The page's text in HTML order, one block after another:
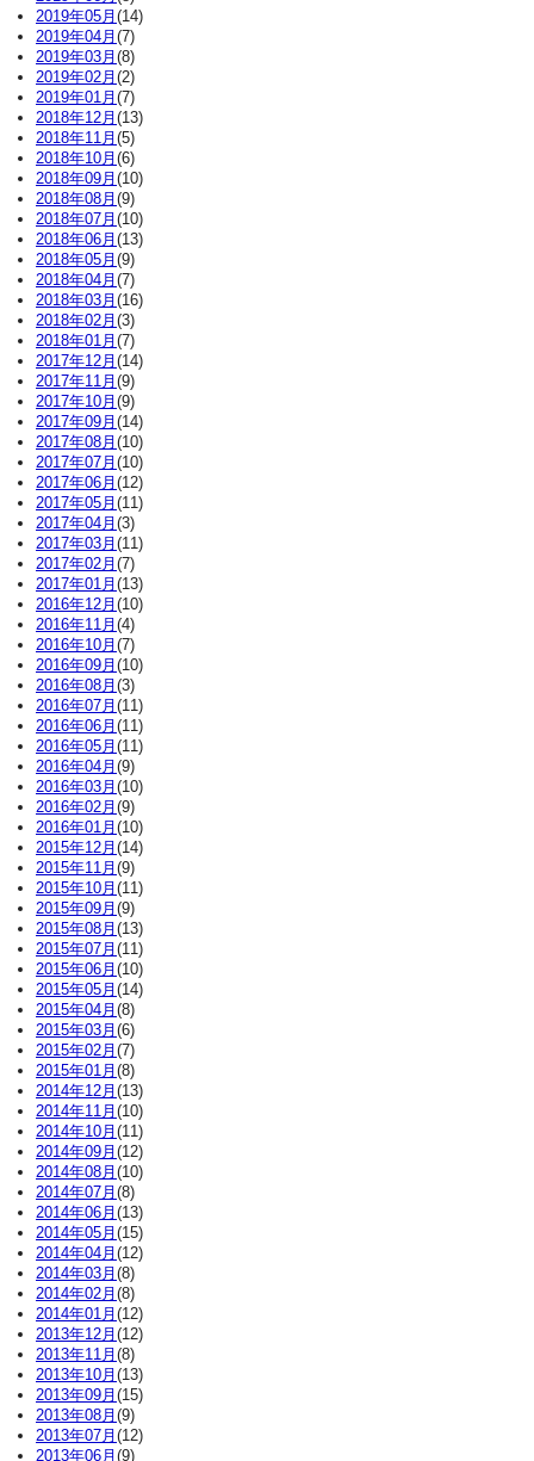
2019年05月 (14)
2019年04月 (7)
2019年03月 (8)
2019年02月 (2)
2019年01月 (7)
2018年12月 (13)
2018年11月 (5)
2018年10月 (6)
2018年09月 (10)
2018年08月 (9)
2018年07月 (10)
2018年06月 (13)
2018年05月 (9)
2018年04月 (7)
2018年03月 (16)
2018年02月 (3)
2018年01月 (7)
2017年12月 (14)
2017年11月 (9)
2017年10月 (9)
2017年09月 (14)
2017年08月 (10)
2017年07月 (10)
2017年06月 (12)
2017年05月 (11)
2017年04月 (3)
2017年03月 (11)
2017年02月 (7)
2017年01月 (13)
2016年12月 (10)
2016年11月 (4)
2016年10月 (7)
2016年09月 (10)
2016年08月 (3)
2016年07月 (11)
2016年06月 (11)
2016年05月 (11)
2016年04月 (9)
2016年03月 (10)
2016年02月 (9)
2016年01月 (10)
2015年12月 (14)
2015年11月 (9)
2015年10月 (11)
2015年09月 (9)
2015年08月 (13)
2015年07月 (11)
2015年06月 (10)
2015年05月 (14)
2015年04月 (8)
2015年03月 (6)
2015年02月 (7)
2015年01月 (8)
2014年12月 (13)
2014年11月 (10)
2014年10月 (11)
2014年09月 (12)
2014年08月 (10)
2014年07月 (8)
2014年06月 (13)
2014年05月 (15)
2014年04月 (12)
2014年03月 (8)
2014年02月 (8)
2014年01月 (12)
2013年12月 (12)
2013年11月 (8)
2013年10月 (13)
2013年09月 (15)
2013年08月 (9)
2013年07月 (12)
2013年06月 (9)